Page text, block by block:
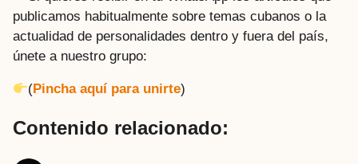
publicamos habitualmente sobre temas cubanos o la
actualidad de personalidades dentro y fuera del país,
únete a nuestro grupo:
(Pincha aquí para unirte)
Contenido relacionado: